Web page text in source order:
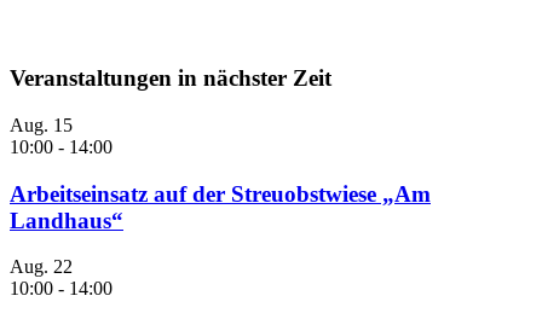
Veranstaltungen in nächster Zeit
Aug. 15
10:00 - 14:00
Arbeitseinsatz auf der Streuobstwiese „Am
Landhaus“
Aug. 22
10:00 - 14:00